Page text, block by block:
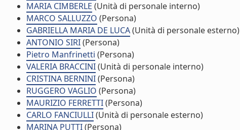
MARIA CIMBERLE (Unità di personale interno)
MARCO SALLUZZO (Persona)
GABRIELLA MARIA DE LUCA(Unità di personale esterno)
ANTONIO SIRI(Persona)
Pietro Manfrinetti (Persona)
VALERIA BRACCINI(Unità di personale interno)
CRISTINA BERNINI(Persona)
RUGGERO VAGLIO (Persona)
MAURIZIO FERRETTI(Persona)
CARLO FANCIULLI(Unità di personale esterno)
MARINA PUTTI(Persona)